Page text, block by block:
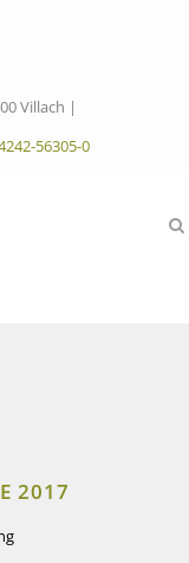
Villach |
56305-0
2017